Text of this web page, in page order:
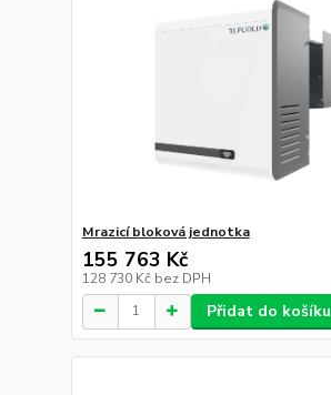
Mrazicí bloková jednotka
155 763 Kč
128 730 Kč bez DPH
Přidat do košíku